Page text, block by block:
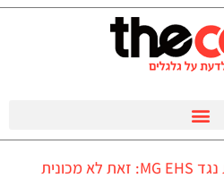
שתי תביעות ייצוגיות נוספות נגד MG EHS: זאת לא מכונית